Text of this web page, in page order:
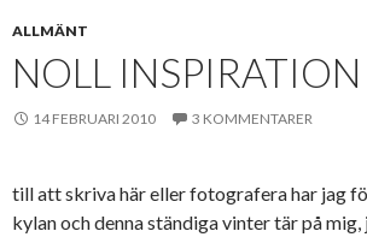
ALLMÄNT
NOLL INSPIRATION
14 FEBRUARI 2010 3 KOMMENTARER
till att skriva här eller fotografera har jag
kylan och denna ständiga vinter tär på mig,